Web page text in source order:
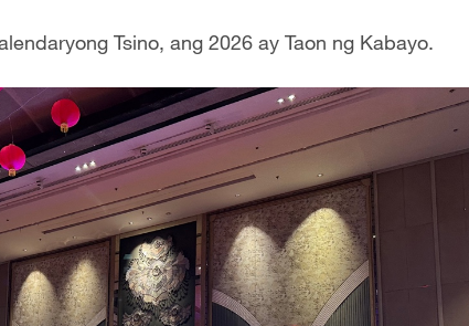
Tsino, ang 2026 ay Taon ng Kabayo.